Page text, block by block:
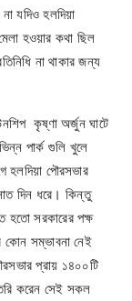
যদিও হলদিয়া
হওয়ার কথা ছিল
না থাকার জন্য
কৃষ্ণা অর্জুন ঘাটে
পার্ক গুলি খুলে
হলদিয়া পৌরসভার
দিন ধরে। কিন্তু
হতো সরকারের পক্ষ
কোন সম্ভাবনা নেই
প্রায় ১৪০০টি
করেন সেই সকল